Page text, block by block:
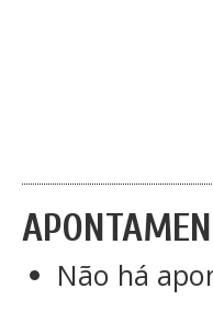
Não há